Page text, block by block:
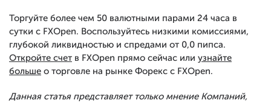
Торгуйте более чем 50 валютными парами 24 часа в
сутки с FXOpen. Воспользуйтесь низкими комиссиями,
глубокой ликвидностью и спредами от 0,0 пипса.
Откройте счет в FXOpen прямо сейчас или узнайте
больше о торговле на рынке Форекс с FXOpen.
Данная статья представляет только мнение Компаний,